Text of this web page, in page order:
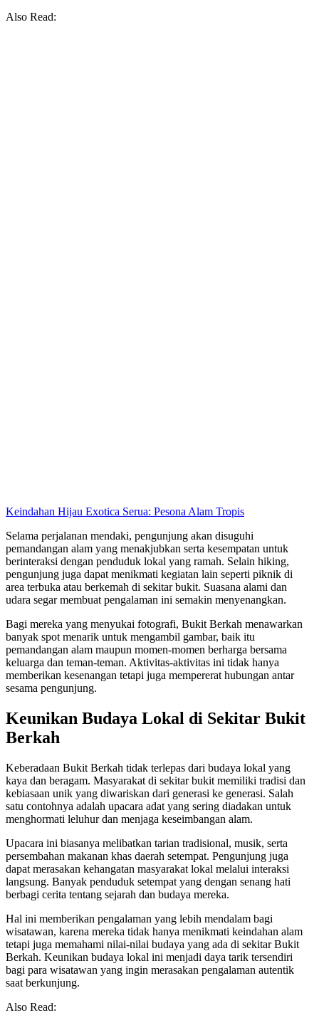
Also Read:
Keindahan Hijau Exotica Serua: Pesona Alam Tropis
Selama perjalanan mendaki, pengunjung akan disuguhi
pemandangan alam yang menakjubkan serta kesempatan untuk
berinteraksi dengan penduduk lokal yang ramah. Selain hiking,
pengunjung juga dapat menikmati kegiatan lain seperti piknik di
area terbuka atau berkemah di sekitar bukit. Suasana alami dan
udara segar membuat pengalaman ini semakin menyenangkan.
Bagi mereka yang menyukai fotografi, Bukit Berkah menawarkan
banyak spot menarik untuk mengambil gambar, baik itu
pemandangan alam maupun momen-momen berharga bersama
keluarga dan teman-teman. Aktivitas-aktivitas ini tidak hanya
memberikan kesenangan tetapi juga mempererat hubungan antar
sesama pengunjung.
Keunikan Budaya Lokal di Sekitar Bukit
Berkah
Keberadaan Bukit Berkah tidak terlepas dari budaya lokal yang
kaya dan beragam. Masyarakat di sekitar bukit memiliki tradisi dan
kebiasaan unik yang diwariskan dari generasi ke generasi. Salah
satu contohnya adalah upacara adat yang sering diadakan untuk
menghormati leluhur dan menjaga keseimbangan alam.
Upacara ini biasanya melibatkan tarian tradisional, musik, serta
persembahan makanan khas daerah setempat. Pengunjung juga
dapat merasakan kehangatan masyarakat lokal melalui interaksi
langsung. Banyak penduduk setempat yang dengan senang hati
berbagi cerita tentang sejarah dan budaya mereka.
Hal ini memberikan pengalaman yang lebih mendalam bagi
wisatawan, karena mereka tidak hanya menikmati keindahan alam
tetapi juga memahami nilai-nilai budaya yang ada di sekitar Bukit
Berkah. Keunikan budaya lokal ini menjadi daya tarik tersendiri
bagi para wisatawan yang ingin merasakan pengalaman autentik
saat berkunjung.
Also Read: